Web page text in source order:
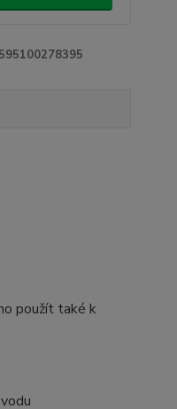
použít také k